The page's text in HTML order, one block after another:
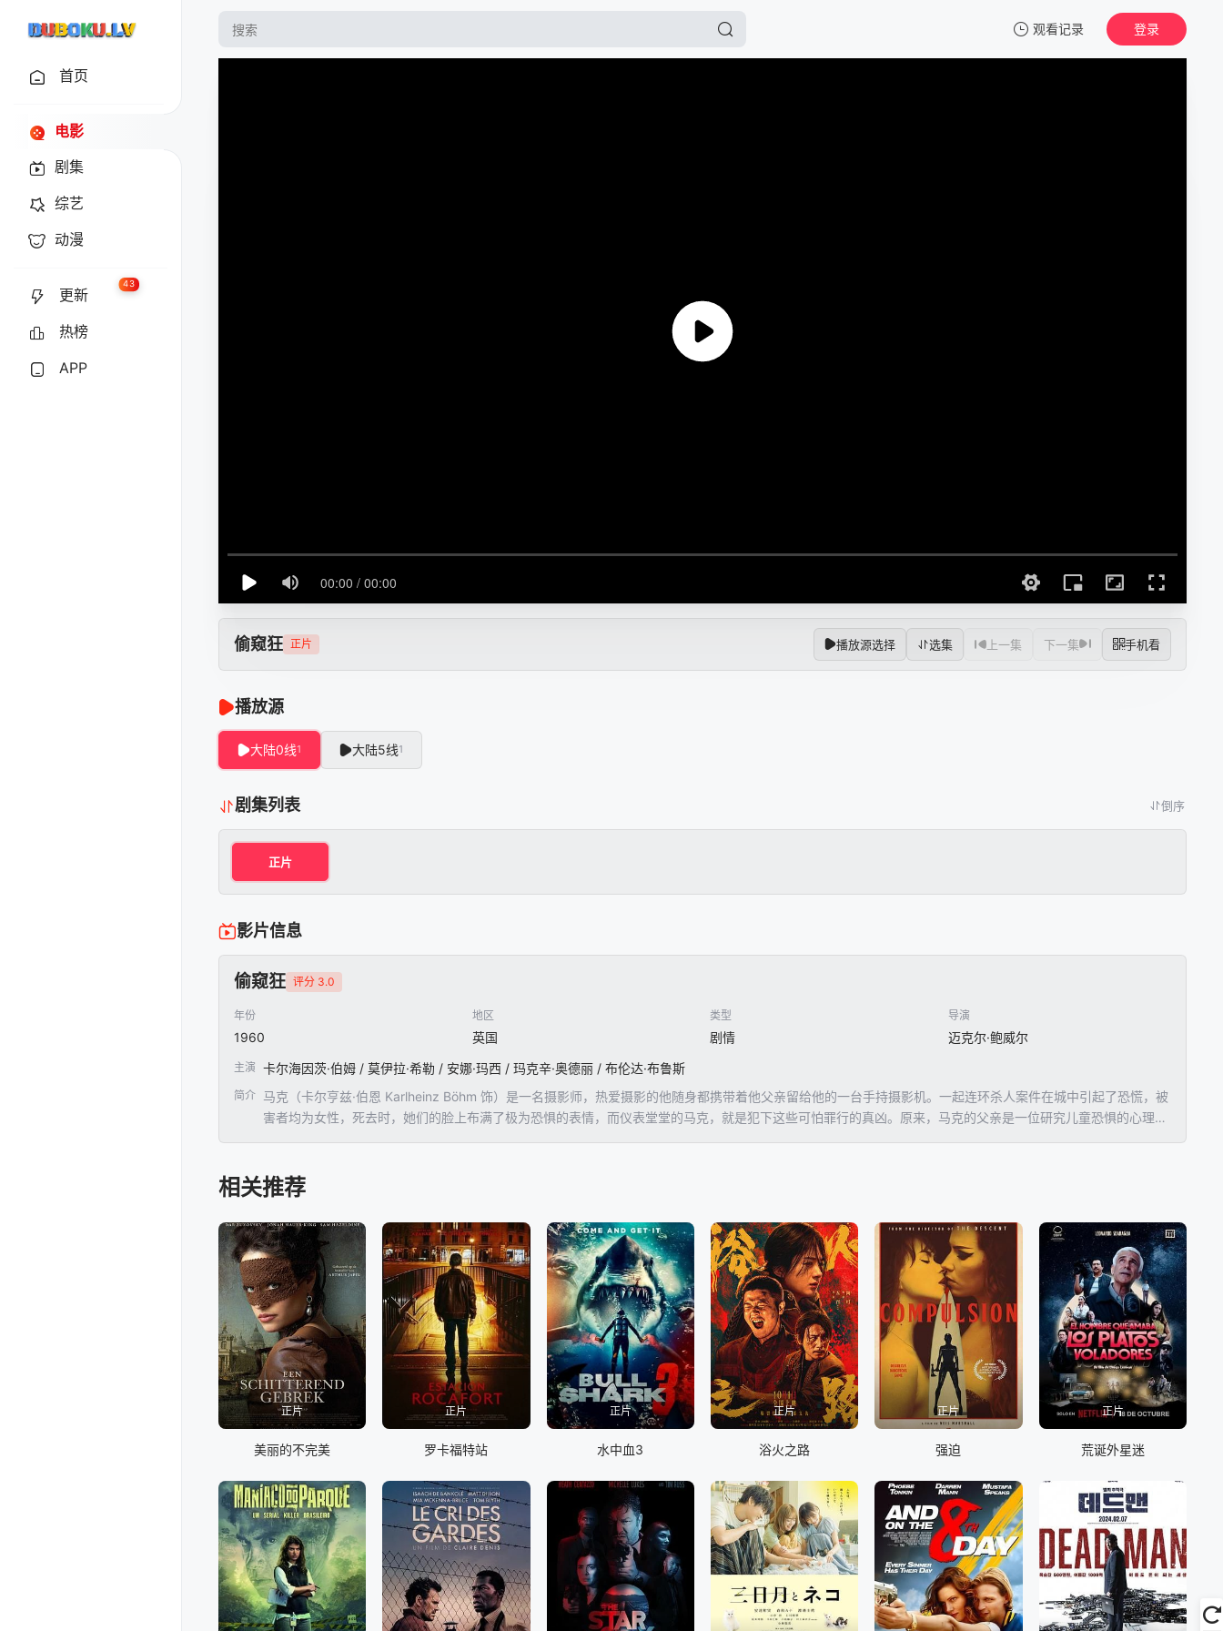
观看记录 登录
首页
电影
剧集
综艺
动漫
更新
43
热榜
APP
偷窥狂 正片 播放源选择 选集 上一集 下一集 手机看
播放源
大陆0线1 大陆5线1
剧集列表 倒序
正片
影片信息
偷窥狂 评分 3.0
年份
1960
地区
英国
类型
剧情
导演
迈克尔·鲍威尔
主演 卡尔海因茨·伯姆 / 莫伊拉·希勒 / 安娜·玛西 / 玛克辛·奥德丽 / 布伦达·布鲁斯
简介 马克（卡尔亨兹·伯恩 Karlheinz Böhm 饰）是一名摄影师，热爱摄影的他随身都携带着他父亲留给他的一台手持摄影机。一起连环杀人案件在城中引起了恐慌，被
害者均为女性，死去时，她们的脸上布满了极为恐惧的表情，而仪表堂堂的马克，就是犯下这些可怕罪行的真凶。原来，马克的父亲是一位研究儿童恐惧的心理学
相关推荐
正片
美丽的不完美
正片
罗卡福特站
正片
水中血3
正片
浴火之路
正片
强迫
正片
荒诞外星迷